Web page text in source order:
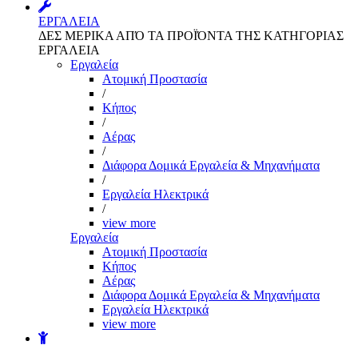
ΕΡΓΑΛΕΙΑ
ΔΕΣ ΜΕΡΙΚΑ ΑΠΌ ΤΑ ΠΡΟΪΌΝΤΑ ΤΗΣ ΚΑΤΗΓΟΡΙΑΣ
ΕΡΓΑΛΕΙΑ
Εργαλεία
Aτομική Προστασία
/
Kήπος
/
Αέρας
/
Διάφορα Δομικά Εργαλεία & Μηχανήματα
/
Εργαλεία Ηλεκτρικά
/
view more
Εργαλεία
Aτομική Προστασία
Kήπος
Αέρας
Διάφορα Δομικά Εργαλεία & Μηχανήματα
Εργαλεία Ηλεκτρικά
view more